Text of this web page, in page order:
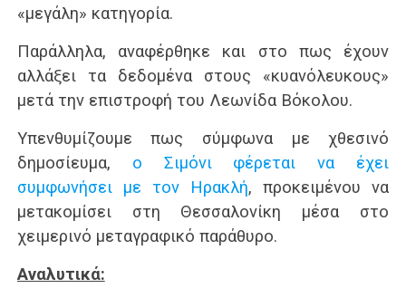
«μεγάλη» κατηγορία.
Παράλληλα, αναφέρθηκε και στο πως έχουν
αλλάξει τα δεδομένα στους «κυανόλευκους»
μετά την επιστροφή του Λεωνίδα Βόκολου.
Υπενθυμίζουμε πως σύμφωνα με χθεσινό
δημοσίευμα, ο Σιμόνι φέρεται να έχει
συμφωνήσει με τον Ηρακλή, προκειμένου να
μετακομίσει στη Θεσσαλονίκη μέσα στο
χειμερινό μεταγραφικό παράθυρο.
Αναλυτικά: